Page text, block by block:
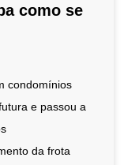
como se
condomínios
e passou a
da frota